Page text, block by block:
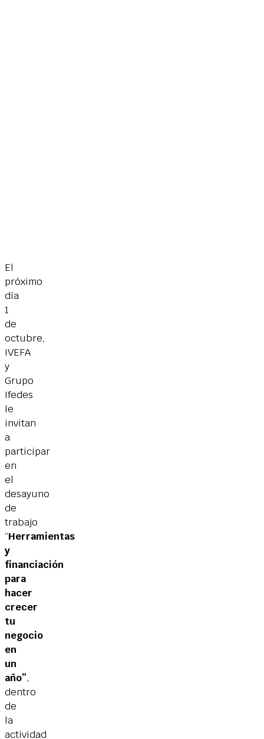
El
próximo
día
1
de
octubre,
IVEFA
y
Grupo
Ifedes
le
invitan
a
participar
en
el
desayuno
de
trabajo
“Herramientas
y
financiación
para
hacer
crecer
tu
negocio
en
un
año”,
dentro
de
la
actividad